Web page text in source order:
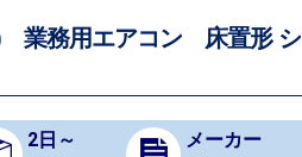
業務用エアコン 床置形 シ
2日～
メーカー